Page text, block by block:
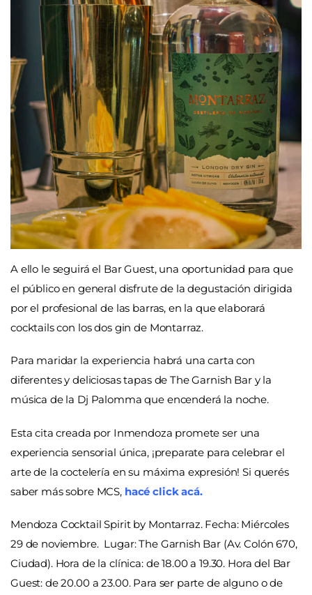
A ello le seguirá el Bar Guest, una oportunidad para que
el público en general disfrute de la degustación dirigida
por el profesional de las barras, en la que elaborará
cocktails con los dos gin de Montarraz.
Para maridar la experiencia habrá una carta con
diferentes y deliciosas tapas de The Garnish Bar y la
música de la Dj Palomma que encenderá la noche.
Esta cita creada por Inmendoza promete ser una
experiencia sensorial única, ¡preparate para celebrar el
arte de la coctelería en su máxima expresión! Si querés
saber más sobre MCS, hacé click acá.
Mendoza Cocktail Spirit by Montarraz. Fecha: Miércoles
29 de noviembre. Lugar: The Garnish Bar (Av. Colón 670,
Ciudad). Hora de la clínica: de 18.00 a 19.30. Hora del Bar
Guest: de 20.00 a 23.00. Para ser parte de alguno o de